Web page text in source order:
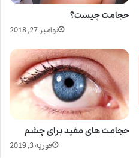
حجامت چیست؟
نوامبر 27, 2018
حجامت های مفید برای چشم
فوریه 3, 2019